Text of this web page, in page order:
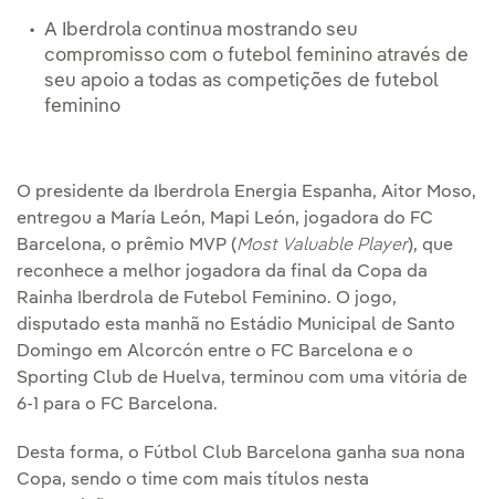
A Iberdrola continua mostrando seu
compromisso com o futebol feminino através de
seu apoio a todas as competições de futebol
feminino
O presidente da Iberdrola Energia Espanha, Aitor Moso,
entregou a María León, Mapi León, jogadora do FC
Barcelona, o prêmio MVP (Most Valuable Player), que
reconhece a melhor jogadora da final da Copa da
Rainha Iberdrola de Futebol Feminino. O jogo,
disputado esta manhã no Estádio Municipal de Santo
Domingo em Alcorcón entre o FC Barcelona e o
Sporting Club de Huelva, terminou com uma vitória de
6-1 para o FC Barcelona.
Desta forma, o Fútbol Club Barcelona ganha sua nona
Copa, sendo o time com mais títulos nesta